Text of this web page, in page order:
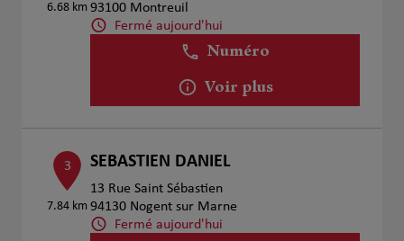
6.68 km 93100 Montreuil
Fermé aujourd'hui
Numéro
Voir plus
3
7.84 km
SEBASTIEN DANIEL
13 Rue Saint Sébastien
94130 Nogent sur Marne
Fermé aujourd'hui